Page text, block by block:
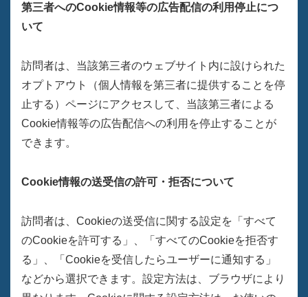
第三者へのCookie情報等の広告配信の利用停止につ
いて
訪問者は、当該第三者のウェブサイト内に設けられた
オプトアウト（個人情報を第三者に提供することを停
止する）ページにアクセスして、当該第三者による
Cookie情報等の広告配信への利用を停止することが
できます。
Cookie情報の送受信の許可・拒否について
訪問者は、Cookieの送受信に関する設定を「すべて
のCookieを許可する」、「すべてのCookieを拒否す
る」、「Cookieを受信したらユーザーに通知する」
などから選択できます。設定方法は、ブラウザにより